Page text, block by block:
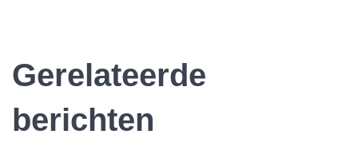
Gerelateerde
berichten